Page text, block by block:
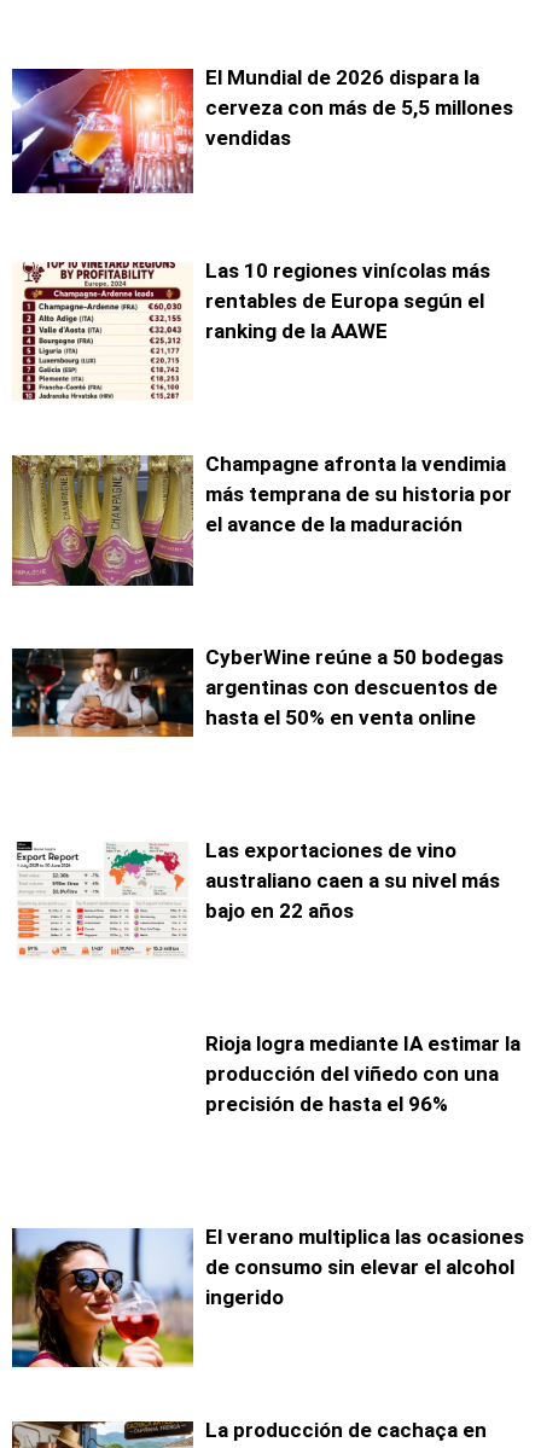
El Mundial de 2026 dispara la
cerveza con más de 5,5 millones
vendidas
Las 10 regiones vinícolas más
rentables de Europa según el
ranking de la AAWE
Champagne afronta la vendimia
más temprana de su historia por
el avance de la maduración
CyberWine reúne a 50 bodegas
argentinas con descuentos de
hasta el 50% en venta online
Las exportaciones de vino
australiano caen a su nivel más
bajo en 22 años
Rioja logra mediante IA estimar la
producción del viñedo con una
precisión de hasta el 96%
El verano multiplica las ocasiones
de consumo sin elevar el alcohol
ingerido
La producción de cachaça en